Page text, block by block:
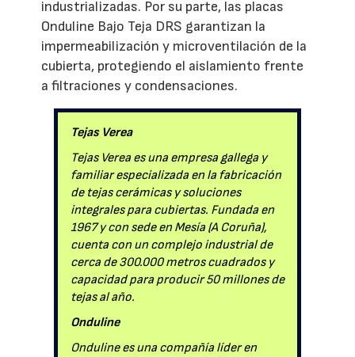
industrializadas. Por su parte, las placas
Onduline Bajo Teja DRS garantizan la
impermeabilización y microventilación de la
cubierta, protegiendo el aislamiento frente
a filtraciones y condensaciones.
Tejas Verea
Tejas Verea es una empresa gallega y
familiar especializada en la fabricación
de tejas cerámicas y soluciones
integrales para cubiertas. Fundada en
1967 y con sede en Mesía (A Coruña),
cuenta con un complejo industrial de
cerca de 300.000 metros cuadrados y
capacidad para producir 50 millones de
tejas al año.
Onduline
Onduline es una compañía líder en